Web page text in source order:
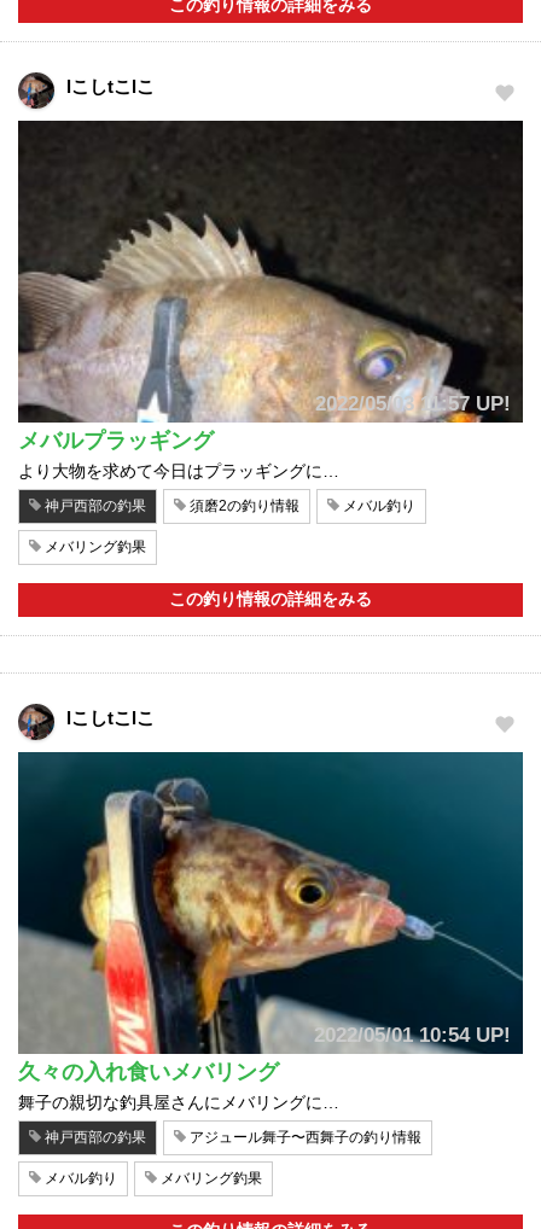
この釣り情報の詳細をみる
lこしtこlこ
2022/05/03 11:57 UP!
メバルプラッギング
より大物を求めて今日はプラッギングに…
神戸西部の釣果 須磨2の釣り情報 メバル釣り
メバリング釣果
この釣り情報の詳細をみる
lこしtこlこ
2022/05/01 10:54 UP!
久々の入れ食いメバリング
舞子の親切な釣具屋さんにメバリングに…
神戸西部の釣果 アジュール舞子〜西舞子の釣り情報
メバル釣り メバリング釣果